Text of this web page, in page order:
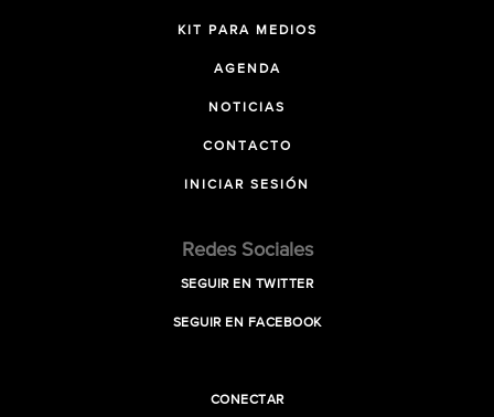
KIT PARA MEDIOS
AGENDA
NOTICIAS
CONTACTO
INICIAR SESIÓN
Redes Sociales
SEGUIR EN TWITTER
SEGUIR EN FACEBOOK
CONECTAR